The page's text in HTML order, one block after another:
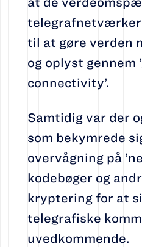
telegrafnetværker
til at gøre verden
og oplyst gennem
connectivity’.
Samtidig var der
som bekymrede
overvågning på
kodebøger og
kryptering for at
telegrafiske
uvedkommende.